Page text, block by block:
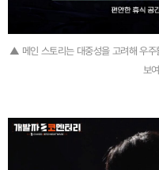
▲ 메인 스토리는 대중성을 고려해 우주
보